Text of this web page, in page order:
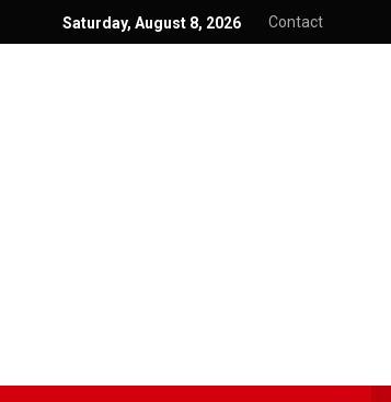
Saturday, August 8, 2026 Contact